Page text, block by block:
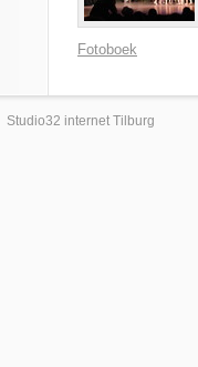
Fotoboek
Studio32 internet Tilburg